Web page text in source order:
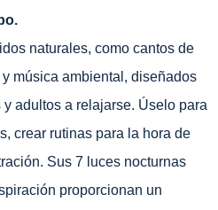
naturales, como cantos de
música ambiental, diseñados
adultos a relajarse. Úselo para
crear rutinas para la hora de
Sus 7 luces nocturnas
proporcionan un